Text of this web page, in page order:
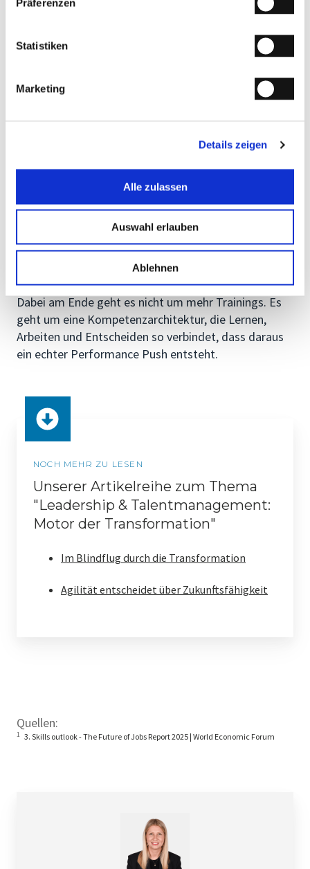
Präferenzen
Statistiken
Marketing
Details zeigen
Alle zulassen
Auswahl erlauben
Ablehnen
Future Intelligence Index| Quick-Check
Kompetenzarchitektur
Transformation ist kein Projekt mit Enddatum. Sie
ist die Fähigkeit eines Systems, sich immer wieder
Dabei am Ende geht es nicht um mehr Trainings. Es
geht um eine Kompetenzarchitektur, die Lernen,
Arbeiten und Entscheiden so verbindet, dass daraus
ein echter Performance Push entsteht.
NOCH MEHR ZU LESEN
Unserer Artikelreihe zum Thema
"Leadership & Talentmanagement:
Motor der Transformation"
Im Blindflug durch die Transformation
Agilität entscheidet über Zukunftsfähigkeit
Quellen:
1 3. Skills outlook - The Future of Jobs Report 2025 | World Economic Forum